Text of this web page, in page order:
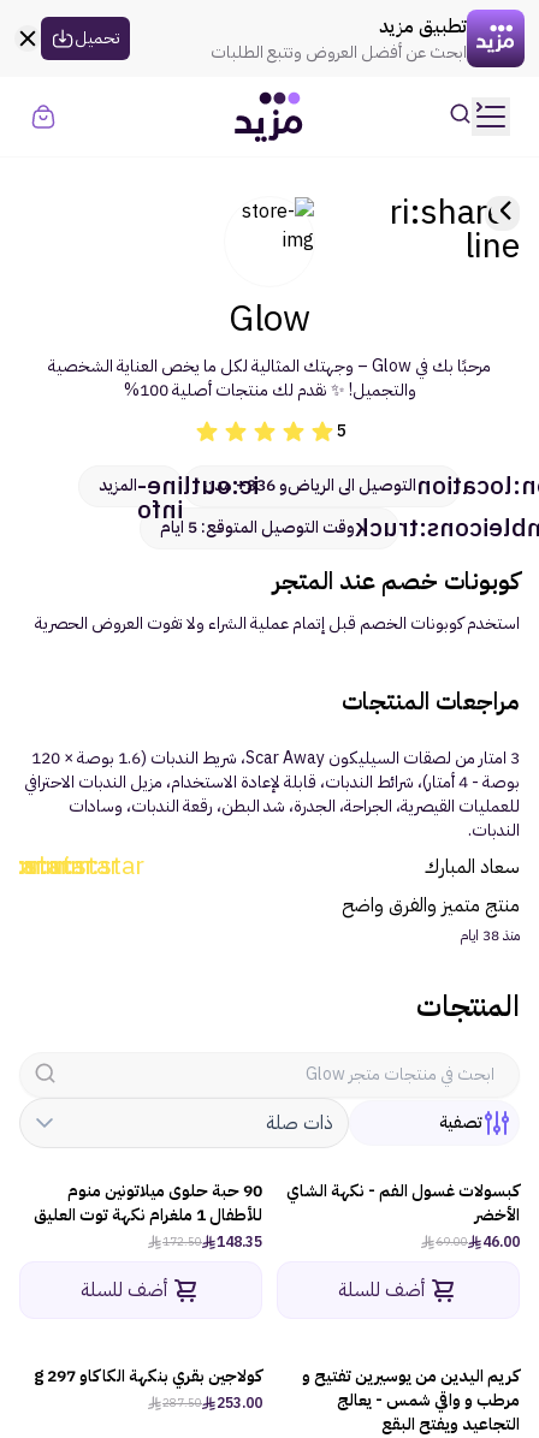
القسيمه تنتهي فيتطبيق مزيد
ابحث عن أفضل العروض وتتبع الطلبات
تحميلuil:globe
حسابي
تسجيل الدخول
الإلكترونيات
السوبر ماركت
العطور
مستلزمات المركبات
الأطفال
الأنشطة
الهدايا
الفنون
ri:share-
line
Glow
مرحبًا بك في Glow – وجهتك المثالية لكل ما يخص العناية الشخصية
والتجميل! ✨ نقدم لك منتجات أصلية 100%
5
ic:outline-
info
المزيد التوصيل الى الرياضو 336+ مدن
وقت التوصيل المتوقع: 5 ايام
كوبونات خصم عند المتجر
استخدم كوبونات الخصم قبل إتمام عملية الشراء ولا تفوت العروض الحصرية
مراجعات المنتجات
3 امتار من لصقات السيليكون Scar Away، شريط الندبات (1.6 بوصة × 120
بوصة - 4 أمتار)، شرائط الندبات، قابلة لإعادة الاستخدام، مزيل الندبات الاحترافي
للعمليات القيصرية، الجراحة، الجدرة، شد البطن، رقعة الندبات، وسادات
الندبات.
سعاد المبارك uim:star
uim:star
منتج متميز والفرق واضح
منذ 38 ايام
المنتجات
تصفية ذات صلة
-34%
كبسولات غسول الفم - نكهة الشاي
الأخضر
46.00
69.00
أضف للسلة
-14%90 حبة حلوى ميلاتونين منوم
للأطفال 1 ملغرام نكهة توت العليق
148.35
172.50
أضف للسلة
كريم اليدين من يوسيرين تفتيح و
مرطب و واقي شمس - يعالج
التجاعيد ويفتح البقع
-12% كولاجين بقري بنكهة الكاكاو 297 g
253.00
287.50